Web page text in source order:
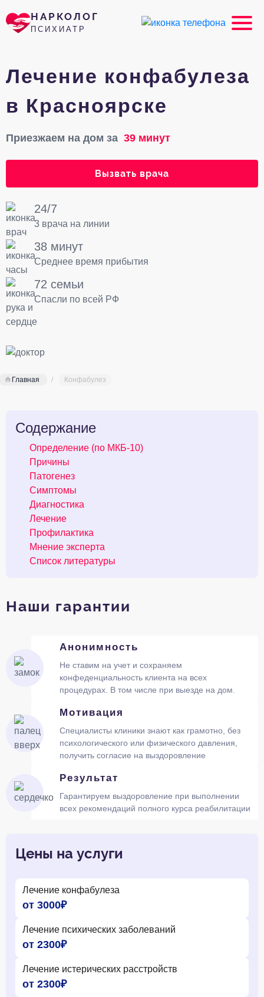
НАРКОЛОГ
ПСИХИАТР
Лечение конфабулеза
в Красноярске
Приезжаем на дом за 39 минут
Вызвать врача
24/7
3 врача на линии
38 минут
Среднее время прибытия
72 семьи
Спасли по всей РФ
Главная Конфабулез
Содержание
Определение (по МКБ-10)
Причины
Патогенез
Симптомы
Диагностика
Лечение
Профилактика
Мнение эксперта
Список литературы
Наши гарантии
Анонимность
Не ставим на учет и сохраняем
конфеденциальность клиента на всех
процедурах. В том числе при выезде на дом.
Мотивация
Специалисты клиники знают как грамотно, без
психологического или физического давления,
получить согласие на выздоровление
Результат
Гарантируем выздоровление при выполнении
всех рекомендаций полного курса реабилитации
Цены на услуги
Лечение конфабулеза
от 3000₽
Лечение психических заболеваний
от 2300₽
Лечение истерических расстройств
от 2300₽